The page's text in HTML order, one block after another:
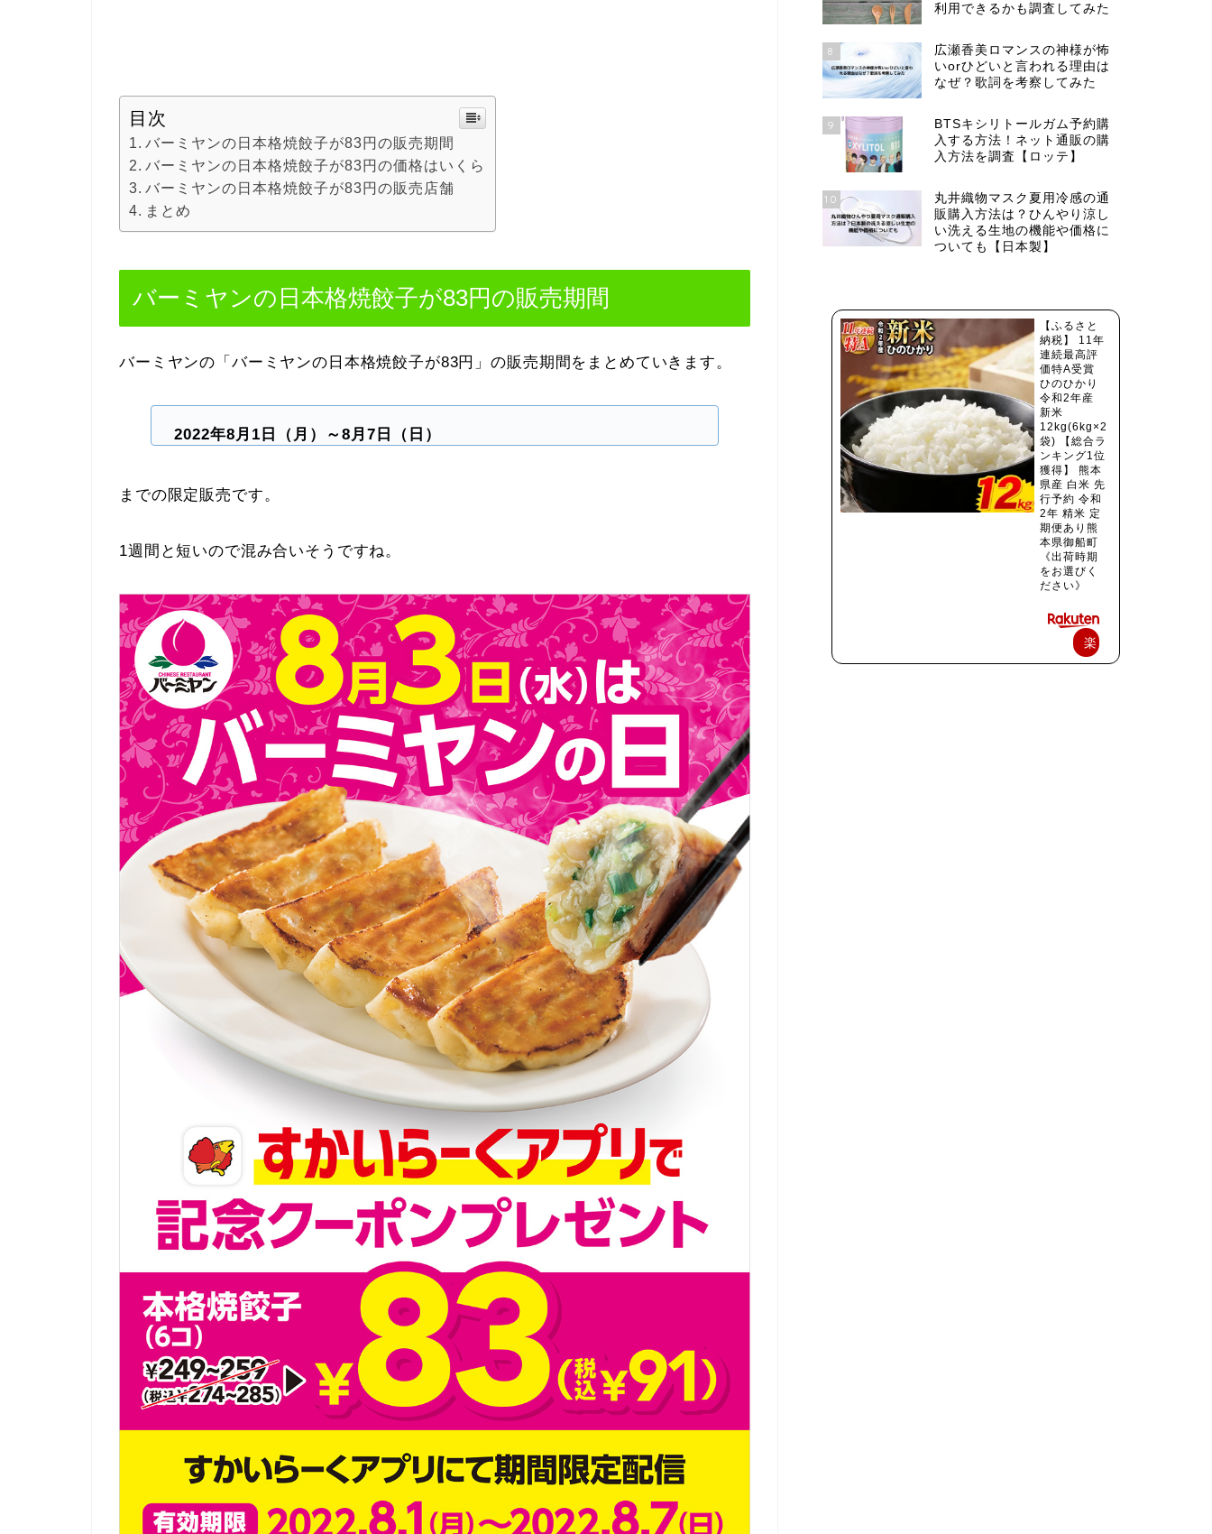
目次
バーミヤンの日本格焼餃子が83円の販売期間
バーミヤンの日本格焼餃子が83円の価格はいくら
バーミヤンの日本格焼餃子が83円の販売店舗
まとめ
バーミヤンの日本格焼餃子が83円の販売期間
バーミヤンの「バーミヤンの日本格焼餃子が83円」の販売期間をまとめていきます。
2022年8月1日（月）～8月7日（日）
までの限定販売です。
1週間と短いので混み合いそうですね。
利用できるかも調査してみた
8
広瀬香美ロマンスの神様が怖
いorひどいと言われる理由は
なぜ？歌詞を考察してみた
9
BTSキシリトールガム予約購
入する方法！ネット通販の購
入方法を調査【ロッテ】
10
丸井織物マスク夏用冷感の通
販購入方法は？ひんやり涼し
い洗える生地の機能や価格に
ついても【日本製】
【ふるさと
納税】 11年
連続最高評
価特A受賞
ひのひかり
令和2年産
新米
12kg(6kg×2
袋) 【総合ラ
ンキング1位
獲得】 熊本
県産 白米 先
行予約 令和
2年 精米 定
期便あり熊
本県御船町
《出荷時期
をお選びく
ださい》
楽